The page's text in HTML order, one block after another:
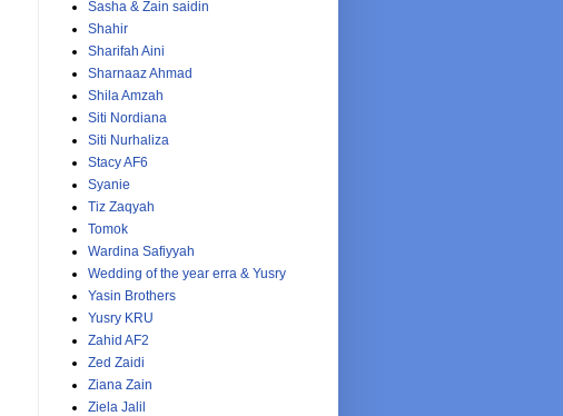
Sasha & Zain saidin
Shahir
Sharifah Aini
Sharnaaz Ahmad
Shila Amzah
Siti Nordiana
Siti Nurhaliza
Stacy AF6
Syanie
Tiz Zaqyah
Tomok
Wardina Safiyyah
Wedding of the year erra & Yusry
Yasin Brothers
Yusry KRU
Zahid AF2
Zed Zaidi
Ziana Zain
Ziela Jalil